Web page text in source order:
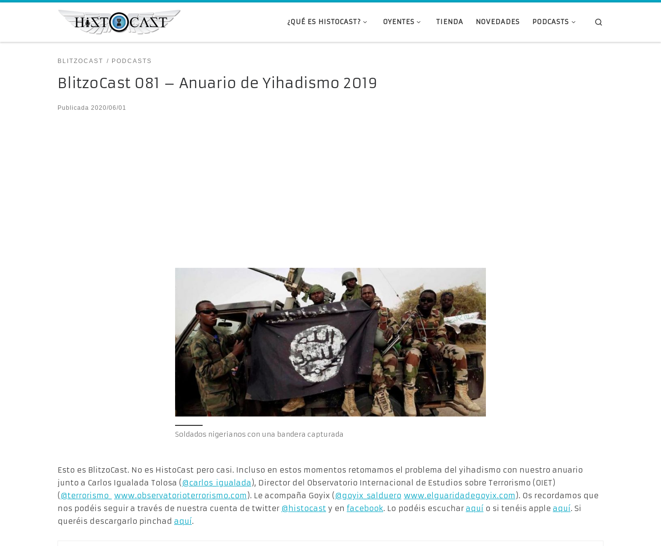
Saltar al contenido
¿QUÉ ES HISTOCAST? OYENTES TIENDA NOVEDADES PODCASTS
BLITZOCAST PODCASTS
BlitzoCast 081 – Anuario de Yihadismo 2019
Publicada 2020/06/01
Soldados nigerianos con una bandera capturada
Esto es BlitzoCast. No es HistoCast pero casi. Incluso en estos momentos retomamos el problema del yihadismo con nuestro anuario
junto a Carlos Igualada Tolosa (@carlos_igualada ), Director del Observatorio Internacional de Estudios sobre Terrorismo (OIET)
(@terrorismo_ www.observatorioterrorismo.com ). Le acompaña Goyix (@goyix_salduero www.elguaridadegoyix.com ). Os recordamos que
nos podéis seguir a través de nuestra cuenta de twitter @histocast y en facebook. Lo podéis escuchar aquí o si tenéis apple aquí. Si
queréis descargarlo pinchad aquí.